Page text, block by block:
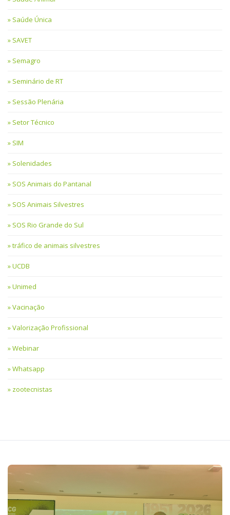
Saúde Única
SAVET
Semagro
Seminário de RT
Sessão Plenária
Setor Técnico
SIM
Solenidades
SOS Animais do Pantanal
SOS Animais Silvestres
SOS Rio Grande do Sul
tráfico de animais silvestres
UCDB
Unimed
Vacinação
Valorização Profissional
Webinar
Whatsapp
zootecnistas